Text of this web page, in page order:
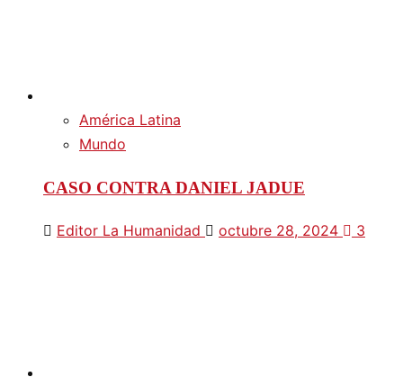
América Latina
Mundo
CASO CONTRA DANIEL JADUE
Editor La Humanidad octubre 28, 2024 3